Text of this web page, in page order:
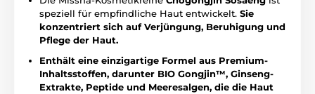
speziell für empfindliche Haut entwickelt. Sie
konzentriert sich auf Verjüngung, Beruhigung und
Pflege der Haut.
Enthält eine einzigartige Formel aus Premium-
Inhaltsstoffen, darunter BIO Gongjin™, Ginseng-
Extrakte, Peptide und Meeresalgen, die die Haut